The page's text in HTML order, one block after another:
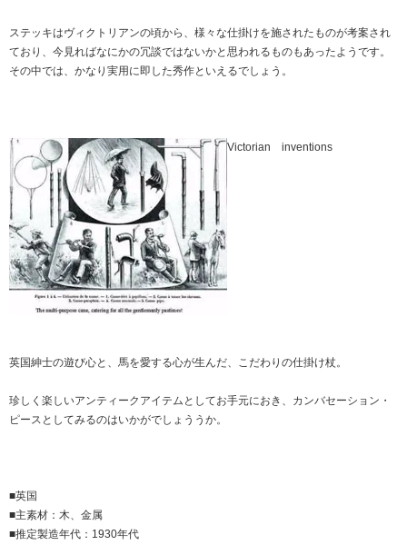
ステッキはヴィクトリアンの頃から、様々な仕掛けを施されたものが考案され
ており、今見ればなにかの冗談ではないかと思われるものもあったようです。
その中では、かなり実用に即した秀作といえるでしょう。
Victorian inventions
英国紳士の遊び心と、馬を愛する心が生んだ、こだわりの仕掛け杖。
珍しく楽しいアンティークアイテムとしてお手元におき、カンバセーション・
ピースとしてみるのはいかがでしょううか。
■英国
■主素材：木、金属
■推定製造年代：1930年代